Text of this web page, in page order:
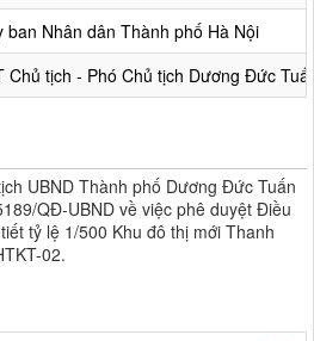
ban Nhân dân Thành phố Hà Nội
Chủ tịch - Phó Chủ tịch Dương Đức
UBND Thành phố Dương Đức Tuấn
QĐ-UBND về việc phê duyệt Điều
tỷ lệ 1/500 Khu đô thị mới Thanh
02.